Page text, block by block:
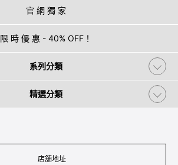
官 網 獨 家
限 時 優 惠 - 40% OFF！
系列分類
精選分類
店舖地址